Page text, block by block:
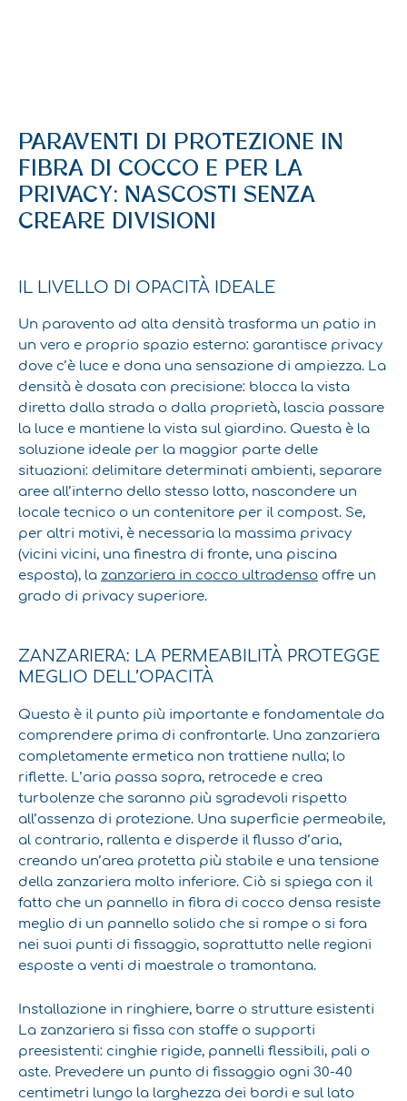
PARAVENTI DI PROTEZIONE IN
FIBRA DI COCCO E PER LA
PRIVACY: NASCOSTI SENZA
CREARE DIVISIONI
IL LIVELLO DI OPACITÀ IDEALE
Un paravento ad alta densità trasforma un patio in
un vero e proprio spazio esterno: garantisce privacy
dove c’è luce e dona una sensazione di ampiezza. La
densità è dosata con precisione: blocca la vista
diretta dalla strada o dalla proprietà, lascia passare
la luce e mantiene la vista sul giardino. Questa è la
soluzione ideale per la maggior parte delle
situazioni: delimitare determinati ambienti, separare
aree all’interno dello stesso lotto, nascondere un
locale tecnico o un contenitore per il compost. Se,
per altri motivi, è necessaria la massima privacy
(vicini vicini, una finestra di fronte, una piscina
esposta), la zanzariera in cocco ultradenso offre un
grado di privacy superiore.
ZANZARIERA: LA PERMEABILITÀ PROTEGGE
MEGLIO DELL’OPACITÀ
Questo è il punto più importante e fondamentale da
comprendere prima di confrontarle. Una zanzariera
completamente ermetica non trattiene nulla; lo
riflette. L’aria passa sopra, retrocede e crea
turbolenze che saranno più sgradevoli rispetto
all’assenza di protezione. Una superficie permeabile,
al contrario, rallenta e disperde il flusso d’aria,
creando un’area protetta più stabile e una tensione
della zanzariera molto inferiore. Ciò si spiega con il
fatto che un pannello in fibra di cocco densa resiste
meglio di un pannello solido che si rompe o si fora
nei suoi punti di fissaggio, soprattutto nelle regioni
esposte a venti di maestrale o tramontana.
Installazione in ringhiere, barre o strutture esistenti
La zanzariera si fissa con staffe o supporti
preesistenti: cinghie rigide, pannelli flessibili, pali o
aste. Prevedere un punto di fissaggio ogni 30-40
centimetri lungo la larghezza dei bordi e sul lato